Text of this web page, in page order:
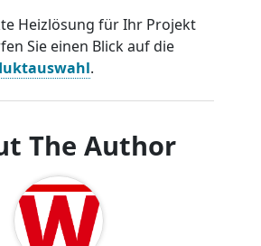
Heizlösung für Ihr Projekt
Sie einen Blick auf die
.
The Author